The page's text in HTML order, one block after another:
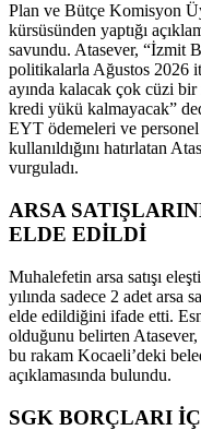
Plan ve Bütçe Komisyon
kürsüsünden yaptığı
savundu. Atasever, “İzmit
politikalarla Ağustos 2026
ayında kalacak çok cüzi
kredi yükü kalmayacak”
EYT ödemeleri ve
kullanıldığını hatırlatan
vurguladı.
ARSA
ELDE EDİLDİ
Muhalefetin arsa satışı
yılında sadece 2 adet arsa
elde edildiğini ifade etti.
olduğunu belirten
bu rakam Kocaeli’deki
açıklamasında bulundu.
SGK BORÇLARI